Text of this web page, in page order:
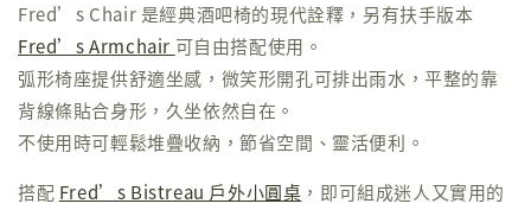
Fred’s Chair 是經典酒吧椅的現代詮釋，另有扶手版本
Fred’s Armchair 可自由搭配使用。
弧形椅座提供舒適坐感，微笑形開孔可排出雨水，平整的靠
背線條貼合身形，久坐依然自在。
不使用時可輕鬆堆疊收納，節省空間、靈活便利。
搭配 Fred’s Bistreau 戶外小圓桌 ，即可組成迷人又實用的